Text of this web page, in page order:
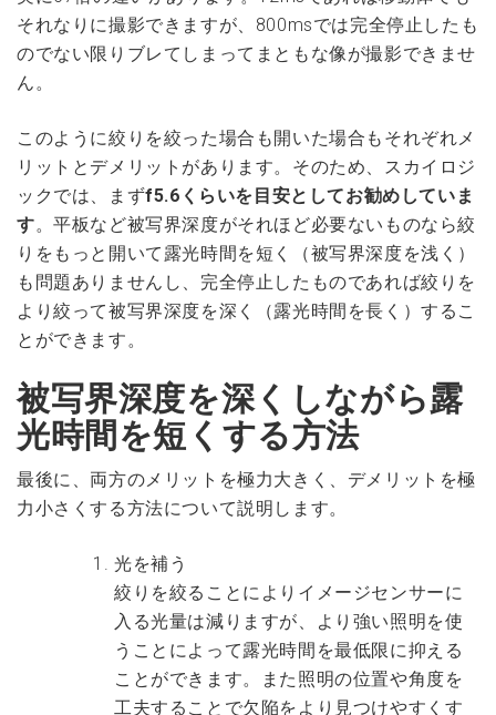
それなりに撮影できますが、800msでは完全停止したも
のでない限りブレてしまってまともな像が撮影できませ
ん。
このように絞りを絞った場合も開いた場合もそれぞれメ
リットとデメリットがあります。そのため、スカイロジ
ックでは、まずf5.6くらいを目安としてお勧めしていま
す。平板など被写界深度がそれほど必要ないものなら絞
りをもっと開いて露光時間を短く（被写界深度を浅く）
も問題ありませんし、完全停止したものであれば絞りを
より絞って被写界深度を深く（露光時間を長く）するこ
とができます。
被写界深度を深くしながら露
光時間を短くする方法
最後に、両方のメリットを極力大きく、デメリットを極
力小さくする方法について説明します。
光を補う
絞りを絞ることによりイメージセンサーに
入る光量は減りますが、より強い照明を使
うことによって露光時間を最低限に抑える
ことができます。また照明の位置や角度を
工夫することで欠陥をより見つけやすくす